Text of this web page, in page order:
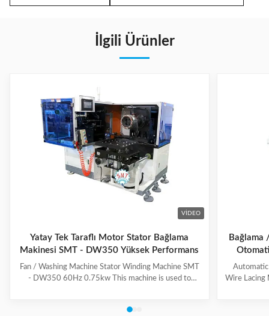
İlgili Ürünler
VIDEO
Yatay Tek Taraflı Motor Stator Bağlama
Makinesi SMT - DW350 Yüksek Performans
Fan / Washing Machine Stator Winding Machine SMT
- DW350 60Hz 0.75kw This machine is used to
the necessary data. With easy and convenient tooling
Bağlama
Automatic
Wire Lacing